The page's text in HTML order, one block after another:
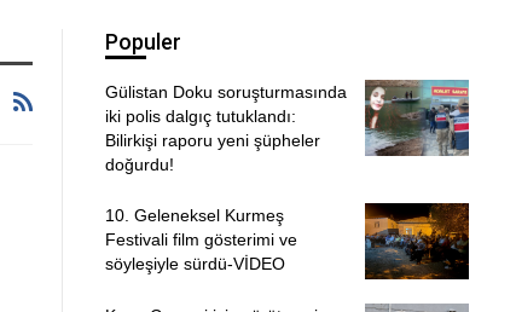
Populer
Gülistan Doku soruşturmasında
iki polis dalgıç tutuklandı:
Bilirkişi raporu yeni şüpheler
doğurdu!
10. Geleneksel Kurmeş
Festivali film gösterimi ve
söyleşiyle sürdü-VİDEO